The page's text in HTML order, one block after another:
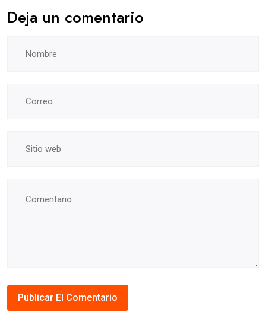
Deja un comentario